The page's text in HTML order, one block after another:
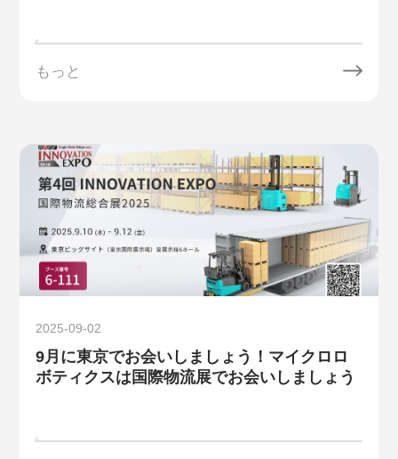
もっと
2025-09-02
9月に東京でお会いしましょう！マイクロロ
ボティクスは国際物流展でお会いしましょう